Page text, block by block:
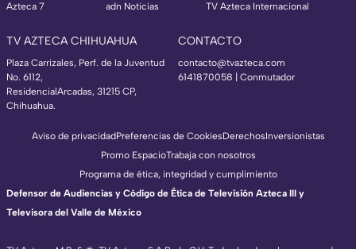
Azteca 7
adn Noticias
TV Azteca Internacional
TV AZTECA CHIHUAHUA
Plaza Carrizales, Perf. de la Juventud
No. 6112,
ResidencialArcadas, 31215 CP,
Chihuahua.
CONTACTO
contacto@tvazteca.com
6141870058 | Conmutador
Aviso de privacidadPreferencias de CookiesDerechosInversionistas
Promo EspacioTrabaja con nosotros
Programa de ética, integridad y cumplimiento
Defensor de Audiencias y Código de Ética de Televisión Azteca III y
Televisora del Valle de México